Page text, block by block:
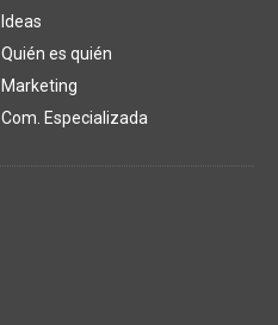
Ideas
Quién es quién
Marketing
Com. Especializada